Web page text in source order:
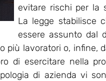
evitare rischi per la
La legge stabilisce
essere assunto dal
più lavoratori o, infine,
di esercitare nella
di azienda vi